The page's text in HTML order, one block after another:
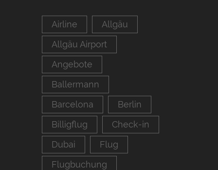
Airline
Allgäu
Allgäu Airport
Angebote
Ballermann
Barcelona
Berlin
Billigflug
Check-in
Dubai
Flug
Flugbuchung